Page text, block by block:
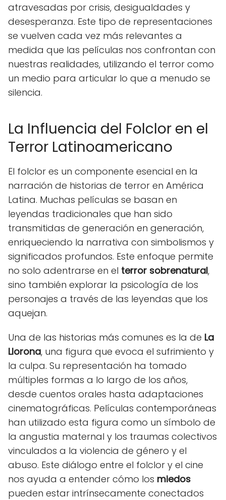
atravesadas por crisis, desigualdades y
desesperanza. Este tipo de representaciones
se vuelven cada vez más relevantes a
medida que las películas nos confrontan con
nuestras realidades, utilizando el terror como
un medio para articular lo que a menudo se
silencia.
La Influencia del Folclor en el
Terror Latinoamericano
El folclor es un componente esencial en la
narración de historias de terror en América
Latina. Muchas películas se basan en
leyendas tradicionales que han sido
transmitidas de generación en generación,
enriqueciendo la narrativa con simbolismos y
significados profundos. Este enfoque permite
no solo adentrarse en el terror sobrenatural,
sino también explorar la psicología de los
personajes a través de las leyendas que los
aquejan.
Una de las historias más comunes es la de La
Llorona, una figura que evoca el sufrimiento y
la culpa. Su representación ha tomado
múltiples formas a lo largo de los años,
desde cuentos orales hasta adaptaciones
cinematográficas. Películas contemporáneas
han utilizado esta figura como un símbolo de
la angustia maternal y los traumas colectivos
vinculados a la violencia de género y el
abuso. Este diálogo entre el folclor y el cine
nos ayuda a entender cómo los miedos
pueden estar intrínsecamente conectados